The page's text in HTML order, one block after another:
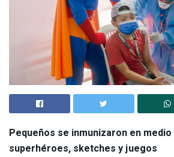
Pequeños se inmunizaron en
superhéroes, sketches y juegos